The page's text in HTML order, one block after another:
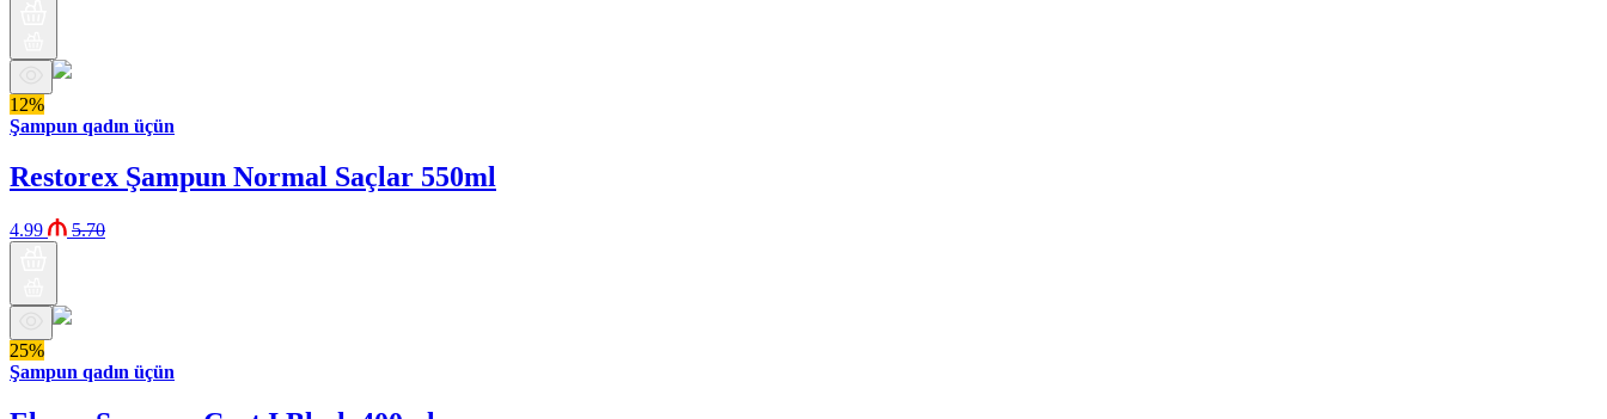
12%
Şampun qadın üçün
Restorex Şampun Normal Saçlar 550ml
4.99 5.70
25%
Şampun qadın üçün